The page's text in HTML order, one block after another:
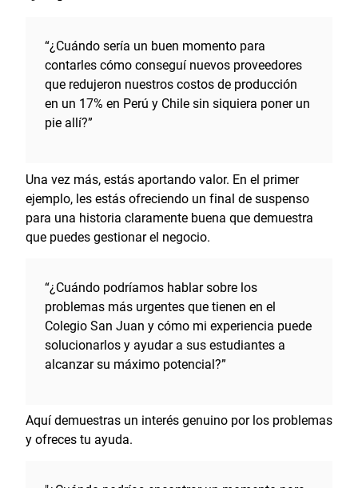
“¿Cuándo sería un buen momento para
contarles cómo conseguí nuevos proveedores
que redujeron nuestros costos de producción
en un 17% en Perú y Chile sin siquiera poner un
pie allí?”
Una vez más, estás aportando valor. En el primer
ejemplo, les estás ofreciendo un final de suspenso
para una historia claramente buena que demuestra
que puedes gestionar el negocio.
“¿Cuándo podríamos hablar sobre los
problemas más urgentes que tienen en el
Colegio San Juan y cómo mi experiencia puede
solucionarlos y ayudar a sus estudiantes a
alcanzar su máximo potencial?”
Aquí demuestras un interés genuino por los problemas
y ofreces tu ayuda.